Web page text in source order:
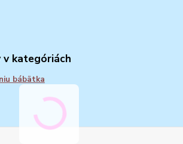
v kategóriách
bábätka